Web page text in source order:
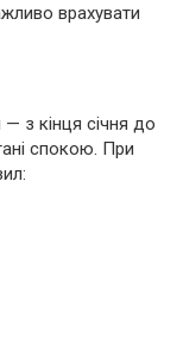
врахувати
з кінця січня до
спокою. При